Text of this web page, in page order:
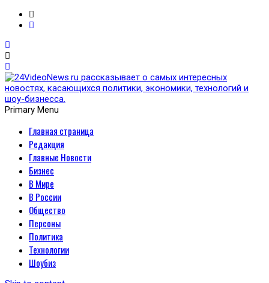
24VideoNews.ru
рассказывает о самых
интересных новостях,
касающихся политики,
экономики, технологий и
шоу-бизнесса.
Primary Menu
Главная страница
Редакция
Главные Новости
Бизнес
В Мире
В России
Общество
Персоны
Политика
Технологии
Шоубиз